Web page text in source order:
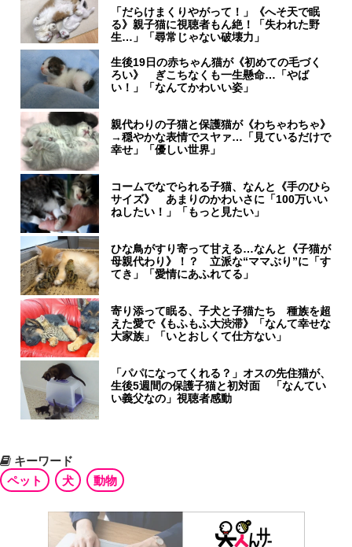
「だらけまくりやがって！」《へそ天で眠
る》親子猫に視聴者もん絶！「失われた野
生…」「尋常じゃない破壊力」
生後19日の赤ちゃん猫が《初めての毛づく
ろい》 ぎこちなくも一生懸命…「やば
い！」「なんてかわいい姿」
親代わりの子猫と保護猫が《わちゃわちゃ》
→穏やかな表情でスヤァ…「見ているだけで
幸せ」「優しい世界」
コームでなでられる子猫、なんと《手のひら
サイズ》 あまりのかわいさに「100万いい
ねしたい！」「もっと見たい」
ひな鳥がすり寄って甘える…なんと《子猫が
母親代わり》！？ 立派な“ママぶり”に「す
てき」「愛情にあふれてる」
寄り添って眠る、子犬と子猫たち 種族を超
えた愛で《もふもふ大渋滞》「なんて幸せな
大家族」「いとおしくて仕方ない」
「パパになってくれる？」オスの先住猫が、
生後5週間の保護子猫と初対面 「なんてい
い義父なの」視聴者感動
キーワード
ペット
犬 動物